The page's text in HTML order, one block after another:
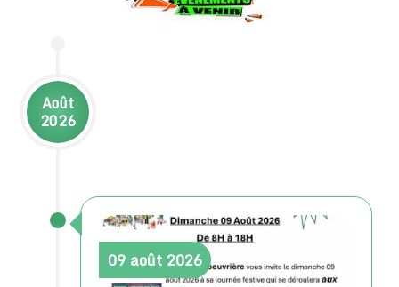
Août
2026
09 août 2026